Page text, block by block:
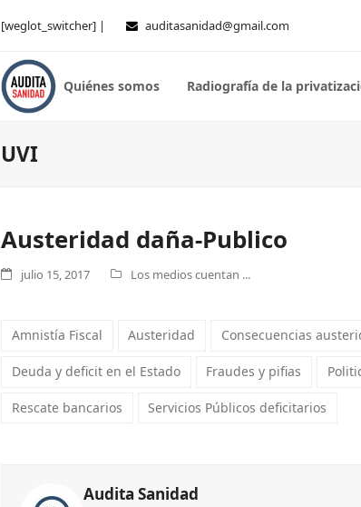
[weglot_switcher] | auditasanidad@gmail.com
Quiénes somos Radiografía de la
UVI
Austeridad daña-Publico
julio 15, 2017 Los medios cuentan ...
Amnistía Fiscal Austeridad Consecuencias
Deuda y deficit en el Estado Fraudes y pifias
Rescate bancarios Servicios Públicos deficitarios
Audita Sanidad